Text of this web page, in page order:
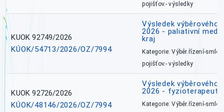
pojišťov.- výsledky
KUOK 92749/2026
KÚOK/54713/2026/OZ/7994
Výsledek výběrového
2026 - paliativní
kraj
Kategorie: Výběr.řízení-
pojišťov.- výsledky
KUOK 92726/2026
KÚOK/48146/2026/OZ/7994
Výsledek výběrového
2026 - fyzioterapeut,
Kategorie: Výběr.řízení-